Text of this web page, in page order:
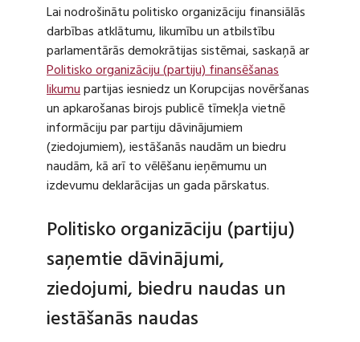
Lai nodrošinātu politisko organizāciju finansiālās
darbības atklātumu, likumību un atbilstību
parlamentārās demokrātijas sistēmai, saskaņā ar
Politisko organizāciju (partiju) finansēšanas
likumupartijas iesniedz un Korupcijas novēršanas
un apkarošanas birojs publicē tīmekļa vietnē
informāciju par partiju dāvinājumiem
(ziedojumiem), iestāšanās naudām un biedru
naudām, kā arī to vēlēšanu ieņēmumu un
izdevumu deklarācijas un gada pārskatus.
Politisko organizāciju (partiju)
saņemtie dāvinājumi,
ziedojumi, biedru naudas un
iestāšanās naudas